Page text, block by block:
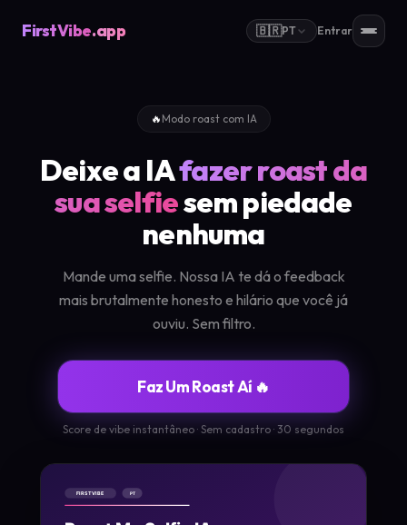
FirstVibe.app 🇧🇷PT Entrar
🔥 Modo roast com IA
Deixe a IAfazer roast da
sua selfiesem piedade
nenhuma
Mande uma selfie. Nossa IA te dá o feedback
mais brutalmente honesto e hilário que você já
ouviu. Sem filtro.
Faz Um Roast Aí 🔥
Score de vibe instantâneo · Sem cadastro · 30 segundos